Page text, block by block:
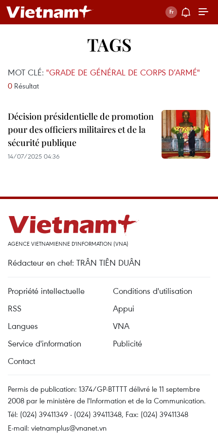
TAGS
MOT CLÉ: "GRADE DE GÉNÉRAL DE CORPS D’ARMÉ"
0 Résultat
Décision présidentielle de promotion
pour des officiers militaires et de la
sécurité publique
14/07/2025 04:36
AGENCE VIETNAMIENNE D'INFORMATION (VNA)
Rédacteur en chef: TRÂN TIÊN DUÂN
Propriété intellectuelle
Conditions d'utilisation
RSS
Appui
Langues
VNA
Service d'information
Publicité
Contact
Permis de publication: 1374/GP-BTTTT délivré le 11 septembre
2008 par le ministère de l'Information et de la Communication.
Tél: (024) 39411349 - (024) 39411348, Fax: (024) 39411348
E-mail: vietnamplus@vnanet.vn